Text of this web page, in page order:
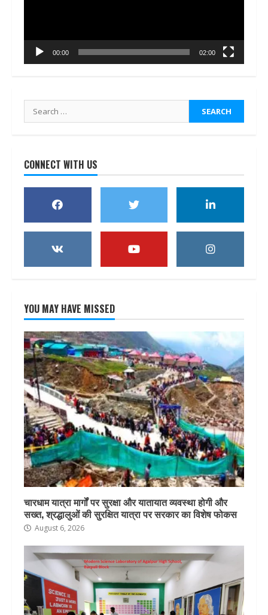
00:00 02:00
Search
for:
CONNECT WITH US
YOU MAY HAVE MISSED
चारधाम यात्रा मार्गों पर सुरक्षा और यातायात व्यवस्था होगी और
सख्त, श्रद्धालुओं की सुरक्षित यात्रा पर सरकार का विशेष फोकस
August 6, 2026